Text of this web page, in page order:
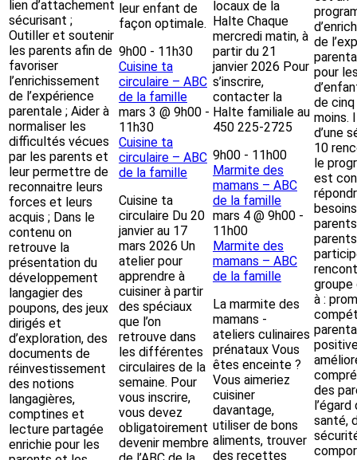
lien d’attachement
sécurisant ;
Outiller et soutenir
les parents afin de
favoriser
l’enrichissement
de l’expérience
parentale ; Aider à
normaliser les
difficultés vécues
par les parents et
leur permettre de
reconnaitre leurs
forces et leurs
acquis ; Dans le
contenu on
retrouve la
présentation du
développement
langagier des
poupons, des jeux
dirigés et
d’exploration, des
documents de
réinvestissement
des notions
langagières,
comptines et
lecture partagée
enrichie pour les
leur enfant de
façon optimale.
9h00 - 11h30
Cuisine ta
circulaire – ABC
de la famille
mars 3 @ 9h00 -
11h30
Cuisine ta
circulaire – ABC
de la famille
Cuisine ta
circulaire Du 20
janvier au 17
mars 2026 Un
atelier pour
apprendre à
cuisiner à partir
des spéciaux
que l’on
retrouve dans
les différentes
circulaires de la
semaine. Pour
vous inscrire,
vous devez
obligatoirement
devenir membre
locaux de la
Halte Chaque
mercredi matin, à
partir du 21
janvier 2026 Pour
s’inscrire,
contacter la
Halte familiale au
450 225-2725
9h00 - 11h00
Marmite des
mamans – ABC
de la famille
mars 4 @ 9h00 -
11h00
Marmite des
mamans – ABC
de la famille
La marmite des
mamans -
ateliers culinaires
prénataux Vous
êtes enceinte ?
Vous aimeriez
cuisiner
davantage,
utiliser de bons
aliments, trouver
des recettes
de
pour
de
moins.
d’une
10
le
est
parents
groupe
à :
des
l’égard
santé,